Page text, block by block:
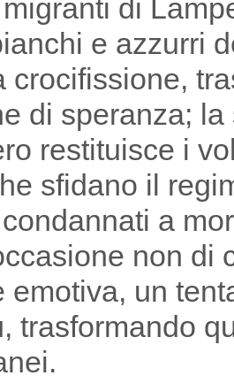
di
e azzurri
crocifissione,
di speranza;
restituisce i
sfidano il
a
non di
emotiva, un
trasformando